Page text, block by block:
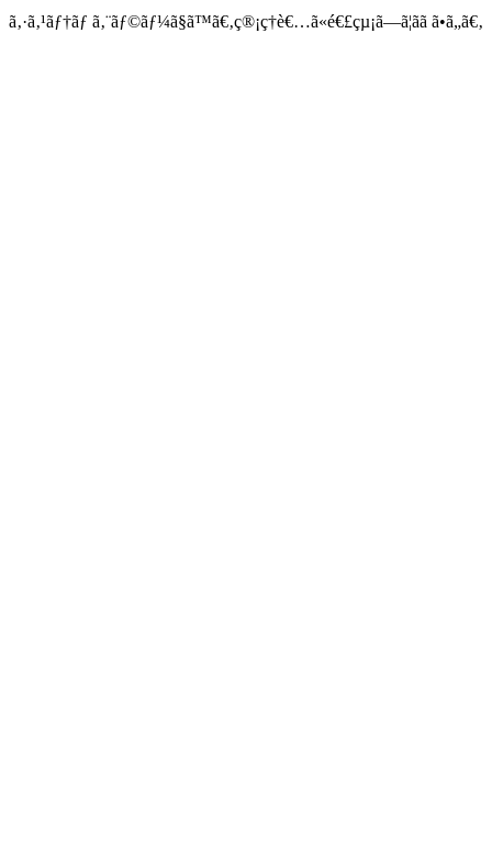
ã‚·ã‚¹ãƒ†ãƒ ã‚¨ãƒ©ãƒ¼ã§ã™ã€‚ç®¡ç†è€…ã«é€£çµ¡ã—ã¦ãã ã•ã„ã€‚